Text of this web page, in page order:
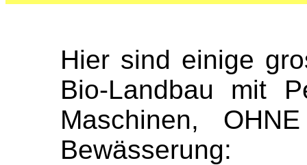
Hier sind einige
Bio-Landbau mit
Maschinen,
Bewässerung: